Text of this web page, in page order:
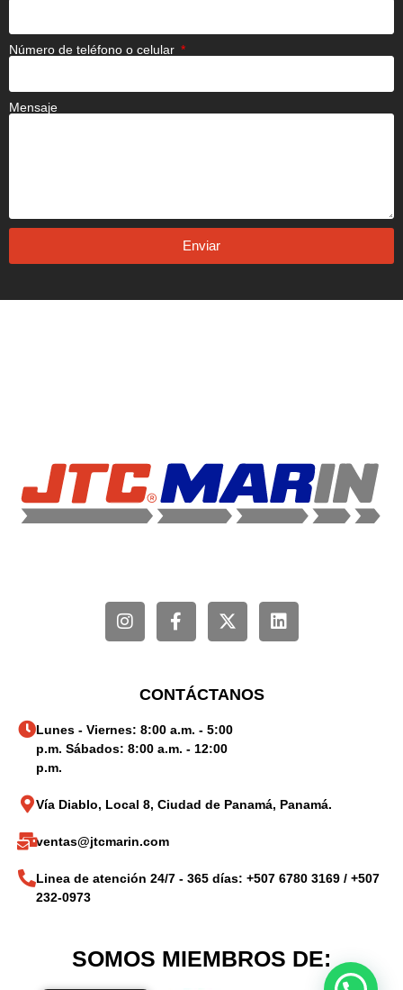
Número de teléfono o celular
Mensaje
Enviar
CONTÁCTANOS
Lunes - Viernes: 8:00 a.m. - 5:00
p.m. Sábados: 8:00 a.m. - 12:00
p.m.
Vía Diablo, Local 8, Ciudad de Panamá, Panamá.
ventas@jtcmarin.com
Linea de atención 24/7 - 365 días: +507 6780 3169 / +507
232-0973
SOMOS MIEMBROS DE: